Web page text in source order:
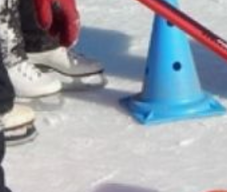
января в Арене «Ерофей»
проходит рождественский
турнир по хоккею с мячом
(0+) среди юных
спортсменов 10-11 лет. Вход
для болельщиков
свободный. 6 января
в Вяземском районе
пройдет турнир по хоккею
на валенках (0+)
для спортсменов старше 18
лет на стадионе
«Локомотив».
7 января школьников
Комсомольского района
ждут «Снежные забавы»
(0+) на хоккейной коробке
в посёлке Молодёжный. А 8
пройдут соревнования